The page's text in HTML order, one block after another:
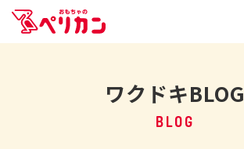
ワクドキBLOG
BLOG